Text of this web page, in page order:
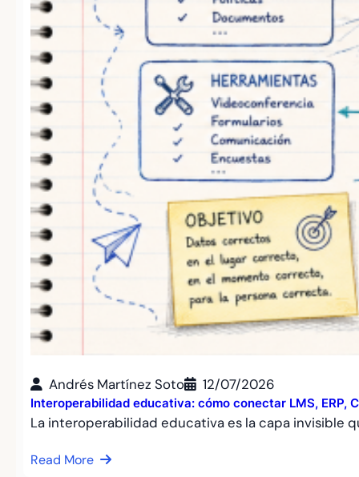
Andrés Martínez Soto 12/07/2026
Interoperabilidad educativa: cómo conectar LMS, ERP,
La interoperabilidad educativa es la capa invisible
Read More